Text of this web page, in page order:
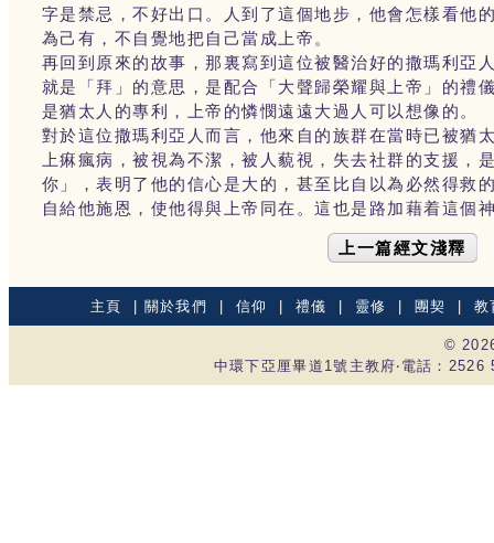
字是禁忌，不好出口。人到了這個地步，他會怎樣看他
為己有，不自覺地把自己當成上帝。
再回到原來的故事，那裏寫到這位被醫治好的撒瑪利亞
就是「拜」的意思，是配合「大聲歸榮耀與上帝」的禮
是猶太人的專利，上帝的憐憫遠遠大過人可以想像的。
對於這位撒瑪利亞人而言，他來自的族群在當時已被猶
上痳瘋病，被視為不潔，被人藐視，失去社群的支援
你」，表明了他的信心是大的，甚至比自以為必然得救
自給他施恩，使他得與上帝同在。這也是路加藉着這個
上一篇經文淺釋
主頁 關於我們 信仰 禮儀 靈修 團契 |教
©
中環下亞厘畢道1號主教府‧電話：